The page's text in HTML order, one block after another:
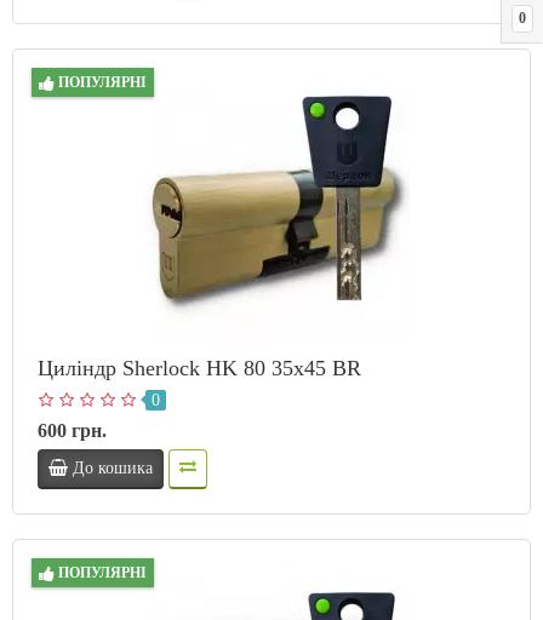
0
ПОПУЛЯРНІ
Циліндр Sherlock HK 80 35х45 BR
0
600 грн.
До кошика
ПОПУЛЯРНІ